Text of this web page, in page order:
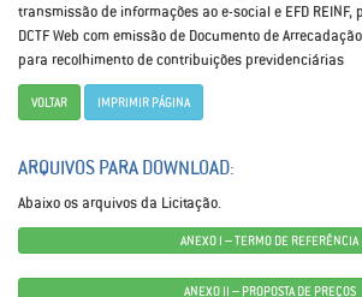
transmissão de informações ao e-social e EFD REINF,
DCTF Web com emissão de Documento de
para recolhimento de contribuições previdenciárias
VOLTAR IMPRIMIR PÁGINA
ARQUIVOS PARA DOWNLOAD:
Abaixo os arquivos da Licitação.
ANEXO I – TERMO DE REFERÊNCIA
ANEXO II – PROPOSTA DE PREÇOS